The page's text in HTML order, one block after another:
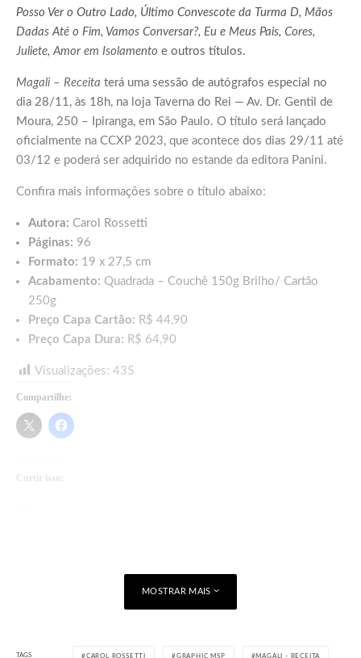
Posso Ver o Outro Lado, Último Convescote da Turma D, Mãos
Dadas Até o Fim, Vamos Conversar?, Eu e Meus Pais, Cores,
Juliete, Amor em Isolamento e outros títulos.
Magali – Receita terá uma sessão de autógrafos especial no
dia 28/11, às 18h, na loja Taverna do Rei — Av. Dr. Gentil de
Moura, 250 – Ipiranga, em São Paulo. O título será lançado
oficialmente na CCXP 2023, que acontece dos dias 29/11 até
03/12 e poderá ser adquirido no estande da editora Panini.
Confira mais informações sobre o título abaixo:
Autora: Carol Rossetti
Páginas: 96
Formato: 19 x 27,5 cm
Acabamento: Quadrada – Couchê 150g Brilho/ Cartão
250g
Preço Capa Cartão: R$ 44,90
Preço Capa Dura: R$ 64,90
Visualizações: 435
Compartilhe:
Curtir isso:
MOSTRAR MAIS
TAGS CAROL ROSSETTI GRAPHIC MSP MAGALI - RECEITA